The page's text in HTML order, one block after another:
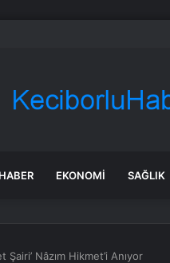
yeni noktaya daha EDS geliyor
HABER EKONOMI SAĞLIK
Nâzım Hikmet’i Anıyor